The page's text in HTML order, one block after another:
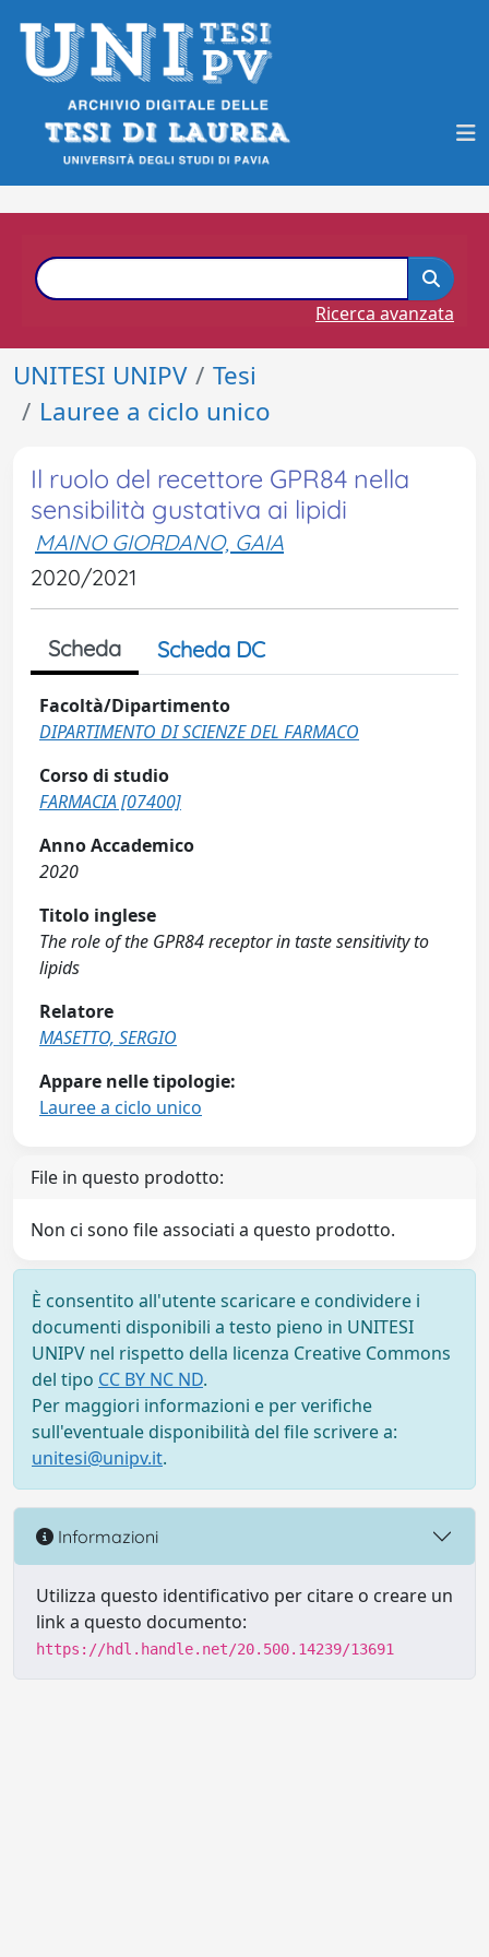
Ricerca avanzata
UNITESI UNIPV
Tesi
Lauree a ciclo unico
Il ruolo del recettore GPR84 nella
sensibilità gustativa ai lipidi
MAINO GIORDANO, GAIA
2020/2021
Scheda Scheda DC
Facoltà/Dipartimento
DIPARTIMENTO DI SCIENZE DEL FARMACO
Corso di studio
FARMACIA [07400]
Anno Accademico
2020
Titolo inglese
The role of the GPR84 receptor in taste sensitivity to
lipids
Relatore
MASETTO, SERGIO
Appare nelle tipologie:
Lauree a ciclo unico
File in questo prodotto:
Non ci sono file associati a questo prodotto.
È consentito all'utente scaricare e condividere i
documenti disponibili a testo pieno in UNITESI
UNIPV nel rispetto della licenza Creative Commons
del tipo CC BY NC ND.
Per maggiori informazioni e per verifiche
sull'eventuale disponibilità del file scrivere a:
unitesi@unipv.it.
Informazioni
Utilizza questo identificativo per citare o creare un
link a questo documento:
https://hdl.handle.net/20.500.14239/13691